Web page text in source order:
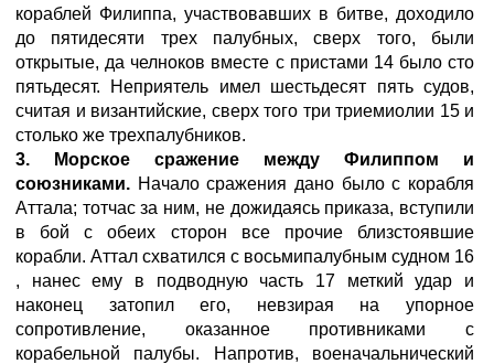
кораблей Филиппа, участвовавших в битве, доходило
до пятидесяти трех палубных, сверх того, были
открытые, да челноков вместе с пристами 14 было сто
пятьдесят. Неприятель имел шестьдесят пять судов,
считая и византийские, сверх того три триемиолии 15 и
столько же трехпалубников.
3. Морское сражение между Филиппом и
союзниками. Начало сражения дано было с корабля
Аттала; тотчас за ним, не дожидаясь приказа, вступили
в бой с обеих сторон все прочие близстоявшие
корабли. Аттал схватился с восьмипалубным судном 16
, нанес ему в подводную часть 17 меткий удар и
наконец затопил его, невзирая на упорное
сопротивление, оказанное противниками с
корабельной палубы. Напротив, военачальнический